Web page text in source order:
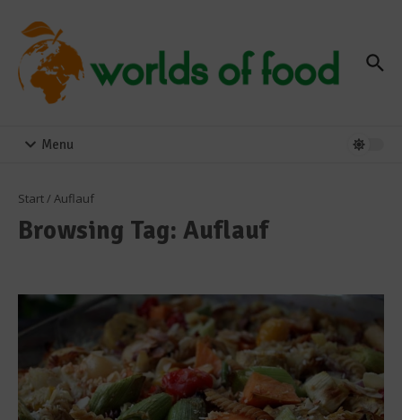
Menu
Start/ Auflauf
Browsing Tag: Auflauf